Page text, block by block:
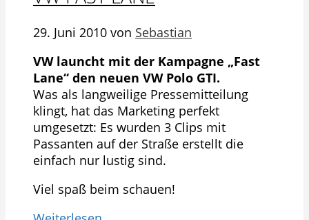
29. Juni 2010 von Sebastian
VW launcht mit der Kampagne „Fast
Lane“ den neuen VW Polo GTI.
Was als langweilige Pressemitteilung
klingt, hat das Marketing perfekt
umgesetzt: Es wurden 3 Clips mit
Passanten auf der Straße erstellt die
einfach nur lustig sind.
Viel spaß beim schauen!